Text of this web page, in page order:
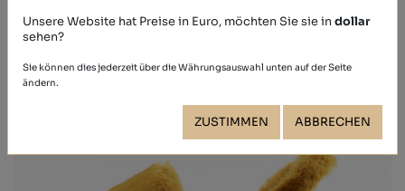
Unsere Website hat Preise in Euro, möchten Sie sie indollar
sehen?
Sie können dies jederzeit über die Währungsauswahl unten auf der Seite
ändern.
ZUSTIMMEN ABBRECHEN